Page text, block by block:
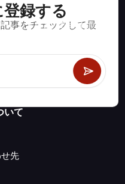
録する
事をチェックして最
レットなど、数百種類の
情報。
いて
先